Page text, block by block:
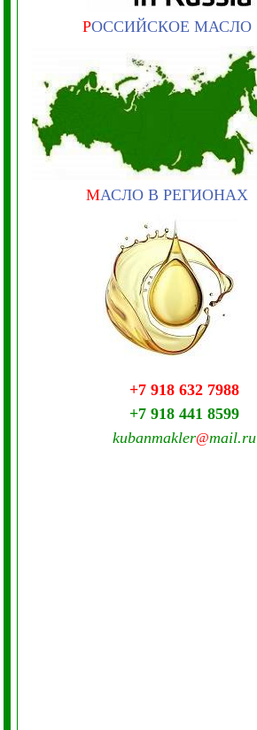
РОССИЙСКОЕ МАСЛО
МАСЛО В РЕГИОНАХ
+7 918 632 7988
+7 918 441 8599
kubanmakler@mail.ru